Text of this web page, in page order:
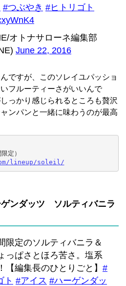
#つぶやき #ヒトリゴト
オトナサローネ編集部
June 22, 2016
ですが、このソレイユパッショ
フルーティーさがいいんで
っかり感じられるところも贅沢
ンパンと一緒に味わうのが最高
lineup/soleil/
ンダッツ ソルティバニラ
限定のソルティバニラ＆
っぱさとほろ苦さ。塩系
【編集長のひとりごと】 #
ト #アイス #ハーゲンダッ